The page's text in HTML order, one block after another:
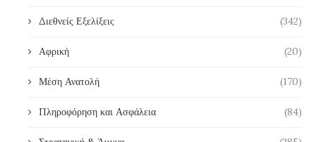
Διεθνείς Εξελίξεις (342)
Αφρική (20)
Μέση Ανατολή (170)
Πληροφόρηση και Ασφάλεια (84)